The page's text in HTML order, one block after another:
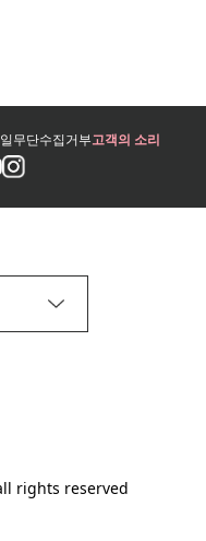
무단수집거부고객의 소리
rights reserved